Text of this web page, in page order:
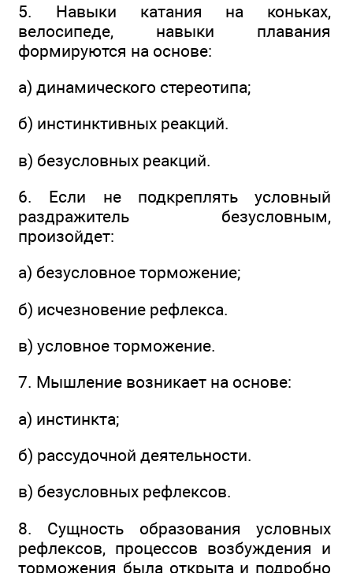
5. Навыки катания на коньках,
велосипеде, навыки плавания
формируются на основе:
а) динамического стереотипа;
б) инстинктивных реакций.
в) безусловных реакций.
6. Если не подкреплять условный
раздражитель безусловным,
произойдет:
а) безусловное торможение;
б) исчезновение рефлекса.
в) условное торможение.
7. Мышление возникает на основе:
а) инстинкта;
б) рассудочной деятельности.
в) безусловных рефлексов.
8. Сущность образования условных
рефлексов, процессов возбуждения и
торможения была открыта и подробно